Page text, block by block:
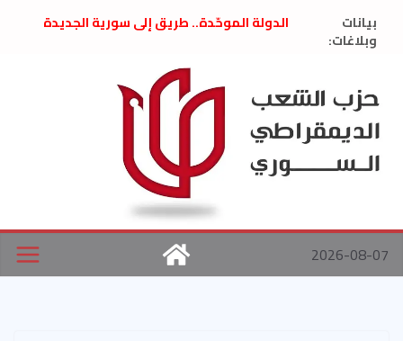
بيانات
وبلاغات:
الدولة الموحّدة.. طريق إلى سورية الجديدة
العام السابق لحزب الاتحاد الاشتراكي العربي
الديمقراطي
بلاغ صادر عن اجتماع اللجنة المركزية نيسان
2026
الحرب الأمريكية الإسرائيلية على نظام الملالي
في إيران .. بيان من حزب الشعب الديمقراطي
السوري
2026-08-07